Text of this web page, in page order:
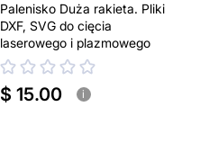
Palenisko Duża rakieta. Pliki
DXF, SVG do cięcia
laserowego i plazmowego
$ 15.00 i